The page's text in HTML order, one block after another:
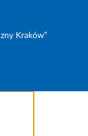
Kraków”